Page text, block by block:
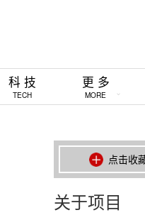
科 技
TECH
更 多
MORE
点击收
关于项目